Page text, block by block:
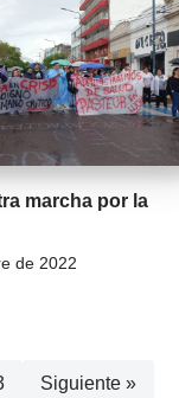
marcha por la
de 2022
Siguiente »